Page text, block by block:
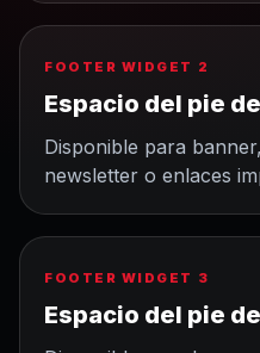
FOOTER WIDGET 2
Espacio del pie
Disponible para
newsletter o enlaces
FOOTER WIDGET 3
Espacio del pie